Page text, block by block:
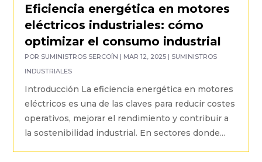
Eficiencia energética en motores
eléctricos industriales: cómo
optimizar el consumo industrial
POR SUMINISTROS SERCOÍN | MAR 12, 2025 | SUMINISTROS
INDUSTRIALES
Introducción La eficiencia energética en motores
eléctricos es una de las claves para reducir costes
operativos, mejorar el rendimiento y contribuir a
la sostenibilidad industrial. En sectores donde...